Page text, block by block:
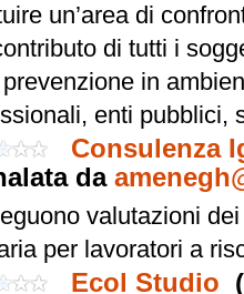
un’area di
di tutti i
in
enti pubblici,
Consulenza
da
valutazioni
per lavoratori a
Ecol Studio